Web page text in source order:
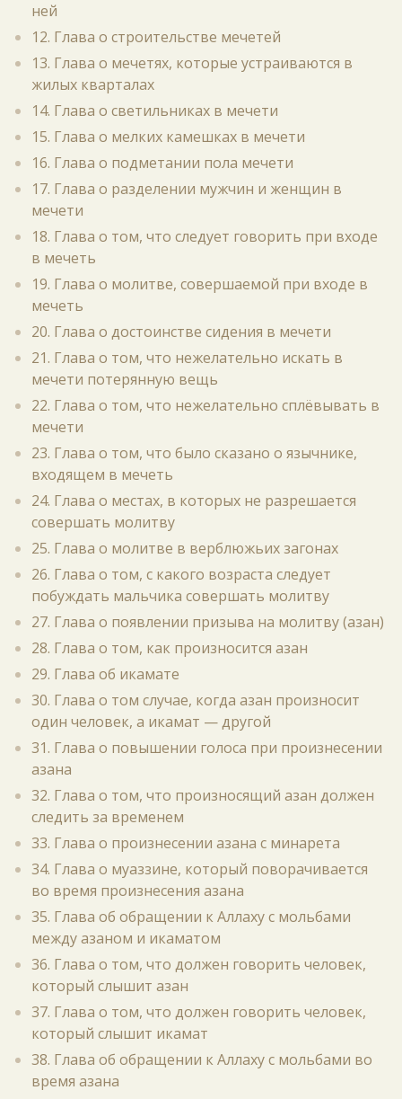
ней
12. Глава о строительстве мечетей
13. Глава о мечетях, которые устраиваются в
жилых кварталах
14. Глава о светильниках в мечети
15. Глава о мелких камешках в мечети
16. Глава о подметании пола мечети
17. Глава о разделении мужчин и женщин в
мечети
18. Глава о том, что следует говорить при входе
в мечеть
19. Глава о молитве, совершаемой при входе в
мечеть
20. Глава о достоинстве сидения в мечети
21. Глава о том, что нежелательно искать в
мечети потерянную вещь
22. Глава о том, что нежелательно сплёвывать в
мечети
23. Глава о том, что было сказано о язычнике,
входящем в мечеть
24. Глава о местах, в которых не разрешается
совершать молитву
25. Глава о молитве в верблюжьих загонах
26. Глава о том, с какого возраста следует
побуждать мальчика совершать молитву
27. Глава о появлении призыва на молитву (азан)
28. Глава о том, как произносится азан
29. Глава об икамате
30. Глава о том случае, когда азан произносит
один человек, а икамат — другой
31. Глава о повышении голоса при произнесении
азана
32. Глава о том, что произносящий азан должен
следить за временем
33. Глава о произнесении азана с минарета
34. Глава о муаззине, который поворачивается
во время произнесения азана
35. Глава об обращении к Аллаху с мольбами
между азаном и икаматом
36. Глава о том, что должен говорить человек,
который слышит азан
37. Глава о том, что должен говорить человек,
который слышит икамат
38. Глава об обращении к Аллаху с мольбами во
время азана